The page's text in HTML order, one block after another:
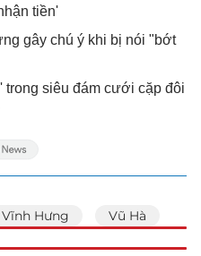
tiền'
gây chú ý khi bị nói "bớt
siêu đám cưới cặp đôi
Hưng Vũ Hà